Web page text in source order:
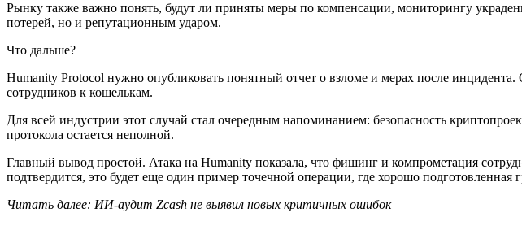
Рынку также важно понять, будут ли приняты меры по компенсации, мониторингу
потерей, но и репутационным ударом.
Что дальше?
Humanity Protocol нужно опубликовать понятный отчет о взломе и мерах после
сотрудников к кошелькам.
Для всей индустрии этот случай стал очередным напоминанием: безопасность
протокола остается неполной.
Главный вывод простой. Атака на Humanity показала, что фишинг и компрометация
подтвердится, это будет еще один пример точечной операции, где хорошо подготовленная
Читать далее: ИИ-аудит Zcash не выявил новых критичных ошибок